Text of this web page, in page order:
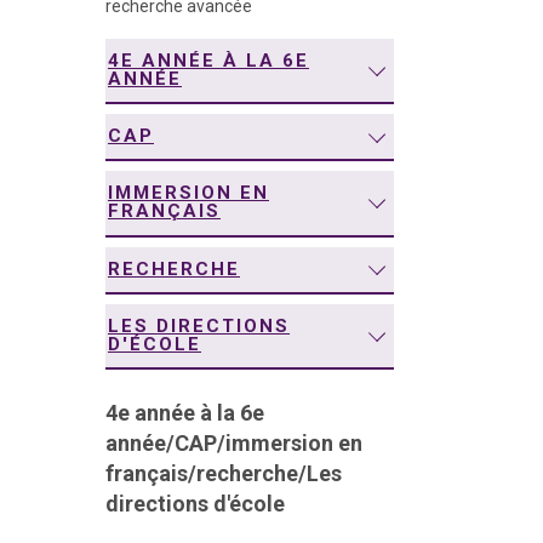
recherche avancée
4E ANNÉE À LA 6E
ANNÉE
CAP
IMMERSION EN
FRANÇAIS
RECHERCHE
LES DIRECTIONS
D'ÉCOLE
4e année à la 6e
année/CAP/immersion en
français/recherche/Les
directions d'école